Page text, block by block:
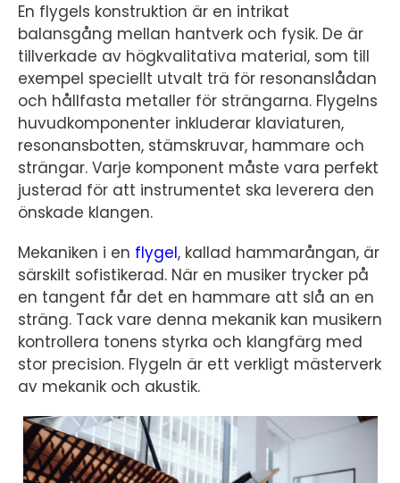
En flygels konstruktion är en intrikat
balansgång mellan hantverk och fysik. De är
tillverkade av högkvalitativa material, som till
exempel speciellt utvalt trä för resonanslådan
och hållfasta metaller för strängarna. Flygelns
huvudkomponenter inkluderar klaviaturen,
resonansbotten, stämskruvar, hammare och
strängar. Varje komponent måste vara perfekt
justerad för att instrumentet ska leverera den
önskade klangen.
Mekaniken i en flygel, kallad hammarångan, är
särskilt sofistikerad. När en musiker trycker på
en tangent får det en hammare att slå an en
sträng. Tack vare denna mekanik kan musikern
kontrollera tonens styrka och klangfärg med
stor precision. Flygeln är ett verkligt mästerverk
av mekanik och akustik.